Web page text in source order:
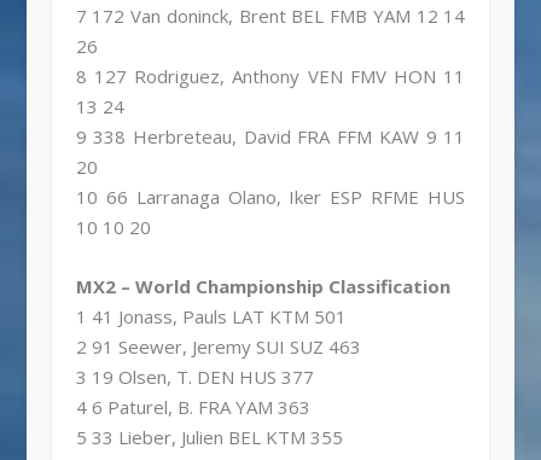
7 172 Van doninck, Brent BEL FMB YAM 12 14
26
8 127 Rodriguez, Anthony VEN FMV HON 11
13 24
9 338 Herbreteau, David FRA FFM KAW 9 11
20
10 66 Larranaga Olano, Iker ESP RFME HUS
10 10 20
MX2 – World Championship Classification
1 41 Jonass, Pauls LAT KTM 501
2 91 Seewer, Jeremy SUI SUZ 463
3 19 Olsen, T. DEN HUS 377
4 6 Paturel, B. FRA YAM 363
5 33 Lieber, Julien BEL KTM 355